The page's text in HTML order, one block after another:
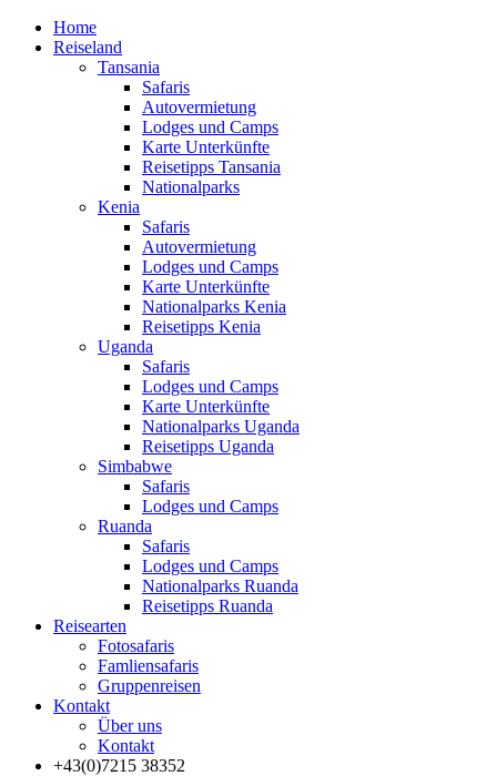
Home
Reiseland
Tansania
Safaris
Autovermietung
Lodges und Camps
Karte Unterkünfte
Reisetipps Tansania
Nationalparks
Kenia
Safaris
Autovermietung
Lodges und Camps
Karte Unterkünfte
Nationalparks Kenia
Reisetipps Kenia
Uganda
Safaris
Lodges und Camps
Karte Unterkünfte
Nationalparks Uganda
Reisetipps Uganda
Simbabwe
Safaris
Lodges und Camps
Ruanda
Safaris
Lodges und Camps
Nationalparks Ruanda
Reisetipps Ruanda
Reisearten
Fotosafaris
Famliensafaris
Gruppenreisen
Kontakt
Über uns
Kontakt
+43(0)7215 38352